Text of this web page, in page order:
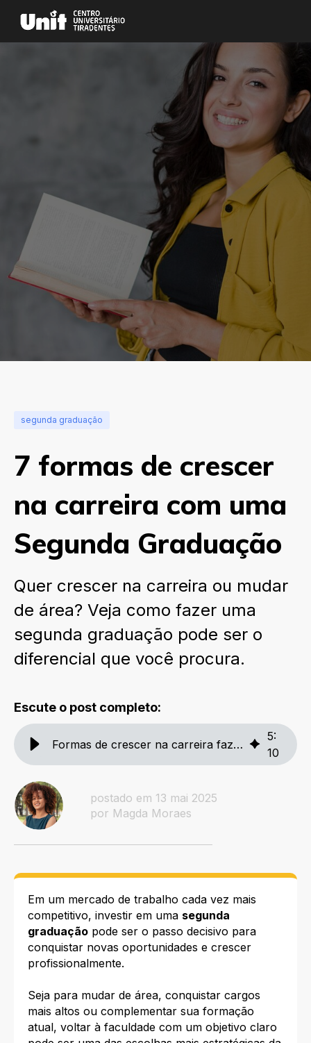
segunda graduação
7 formas de crescer
na carreira com uma
Segunda Graduação
Quer crescer na carreira ou mudar
de área? Veja como fazer uma
segunda graduação pode ser o
diferencial que você procura.
Escute o post completo:
Formas de crescer na carreira fazendo Segunda Graduação
5:
10
postado em 13 mai 2025
por Magda Moraes
Em um mercado de trabalho cada vez mais
competitivo, investir em uma segunda
graduação pode ser o passo decisivo para
conquistar novas oportunidades e crescer
profissionalmente.
Seja para mudar de área, conquistar cargos
mais altos ou complementar sua formação
atual, voltar à faculdade com um objetivo claro